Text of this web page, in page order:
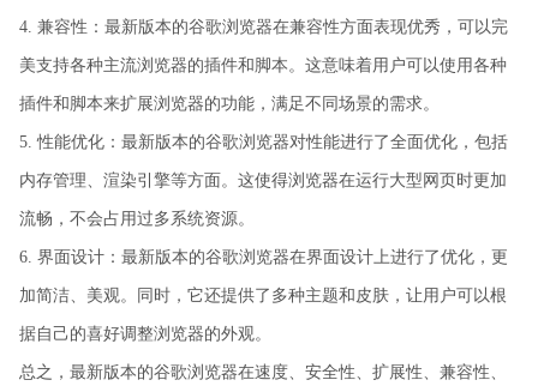
4. 兼容性：最新版本的谷歌浏览器在兼容性方面表现优秀，可以完
美支持各种主流浏览器的插件和脚本。这意味着用户可以使用各种
插件和脚本来扩展浏览器的功能，满足不同场景的需求。
5. 性能优化：最新版本的谷歌浏览器对性能进行了全面优化，包括
内存管理、渲染引擎等方面。这使得浏览器在运行大型网页时更加
流畅，不会占用过多系统资源。
6. 界面设计：最新版本的谷歌浏览器在界面设计上进行了优化，更
加简洁、美观。同时，它还提供了多种主题和皮肤，让用户可以根
据自己的喜好调整浏览器的外观。
总之，最新版本的谷歌浏览器在速度、安全性、扩展性、兼容性、